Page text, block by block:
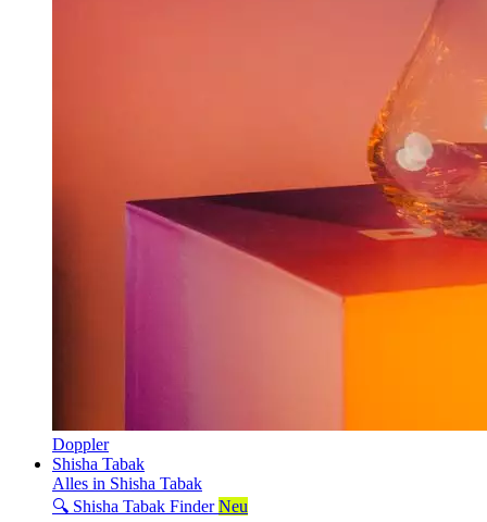
Doppler
Shisha Tabak
Alles in Shisha Tabak
🔍 Shisha Tabak Finder Neu